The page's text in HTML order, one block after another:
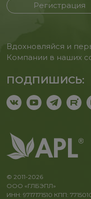
Регистрация
Вдохновляйся и
Компании в наших
ПОДПИШИСЬ:
© 2011-2026
ООО «ГЛБЭПЛ»
ИНН: 9717171510 КПП: